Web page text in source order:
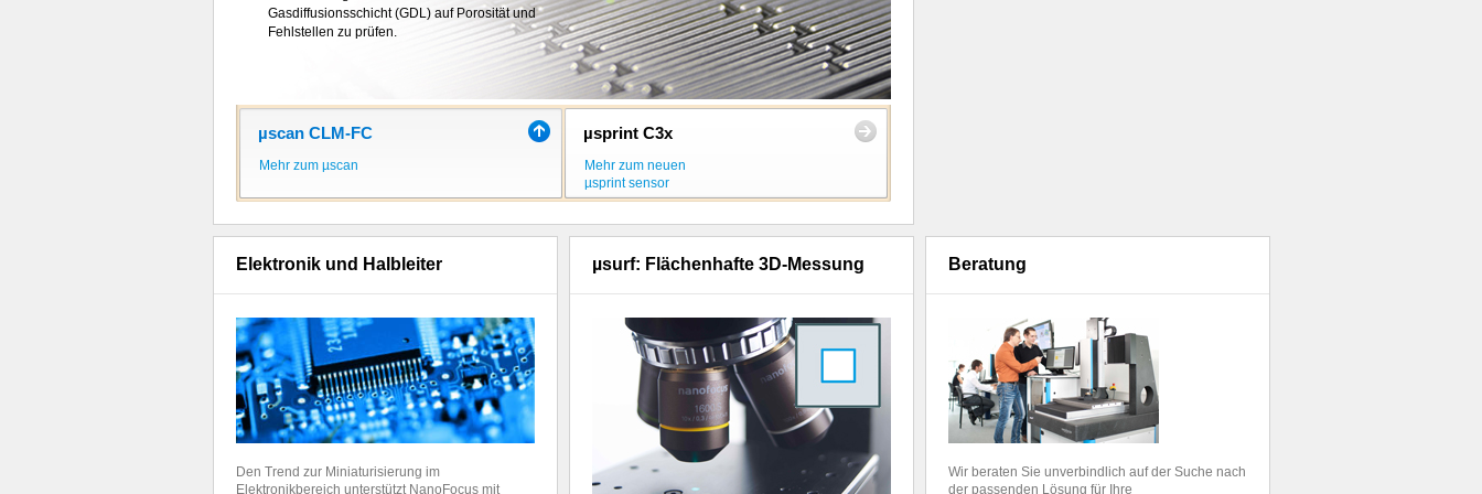
Kanälen mehr als5 Millionen 3D-Messpunkte
pro Sekunde.
Gasdiffusionsschicht (GDL) auf Porosität und
Fehlstellen zu prüfen.
µsprint C3x
Mehr zum neuen
µsprint sensor
µscan CLM-FC
Mehr zum µscan
Elektronik und Halbleiter
Den Trend zur Miniaturisierung im
Elektronikbereich unterstützt NanoFocus mit
µsurf: Flächenhafte 3D-Messung Beratung
Wir beraten Sie unverbindlich auf der Suche nach
der passenden Lösung für Ihre